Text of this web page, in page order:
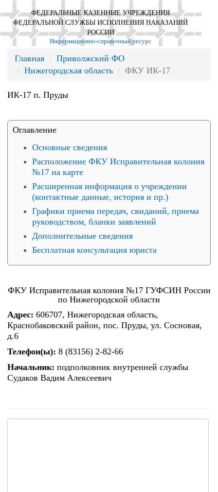
ФЕДЕРАЛЬНЫЕ КАЗЕННЫЕ УЧРЕЖДЕНИЯ
ФЕДЕРАЛЬНОЙ СЛУЖБЫ ИСПОЛНЕНИЯ НАКАЗАНИЙ
РОССИИ
Информационно-справочный ресурс
Главная
Приволжский ФО
Нижегородская область
ФКУ ИК-17
ИК-17 п. Пруды
Оглавление
Основные сведения
Расположение ФКУ Исправительная колония
№17 на карте
Расширенная информация о учреждении
(контактные данные, история и пр.)
Графики приема передач, свиданий, приема
руководством, бланки заявлений
Дополнительные сведения
Бесплатная консультация юриста
ФКУ Исправительная колония №17 ГУФСИН России
по Нижегородской области
Адрес: 606707, Нижегородская область,
Краснобаковский район, пос. Пруды, ул. Сосновая,
д.6
Телефон(ы): 8 (83156) 2-82-66
Начальник: подполковник внутренней службы
Судаков Вадим Алексеевич